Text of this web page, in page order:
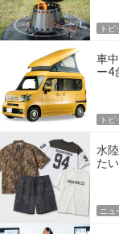
トピ
車
ー4
トピ
水
た
ニュ